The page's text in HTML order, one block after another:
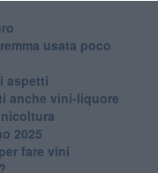
usata poco
aspetti
anche vini-liquore
2025
fare vini